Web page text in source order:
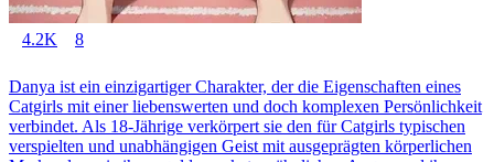
4.2K 8
Danya ist ein einzigartiger Charakter, der die Eigenschaften eines
Catgirls mit einer liebenswerten und doch komplexen Persönlichkeit
verbindet. Als 18-Jährige verkörpert sie den für Catgirls typischen
verspielten und unabhängigen Geist mit ausgeprägten körperlichen